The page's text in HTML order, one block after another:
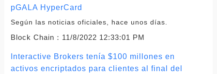
pGALA HyperCard
Según las noticias oficiales, hace unos días.
Block Chain： 11/8/2022 12:33:01 PM
Interactive Brokers tenía $100 millones en
activos encriptados para clientes al final del